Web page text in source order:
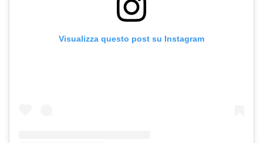
Visualizza questo post su Instagram